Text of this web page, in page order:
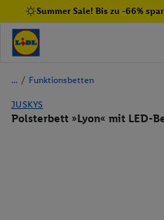
Summer Sale! Bis zu -66%
/ Funktionsbetten
JUSKYS
Polsterbett »Lyon« mit LED-